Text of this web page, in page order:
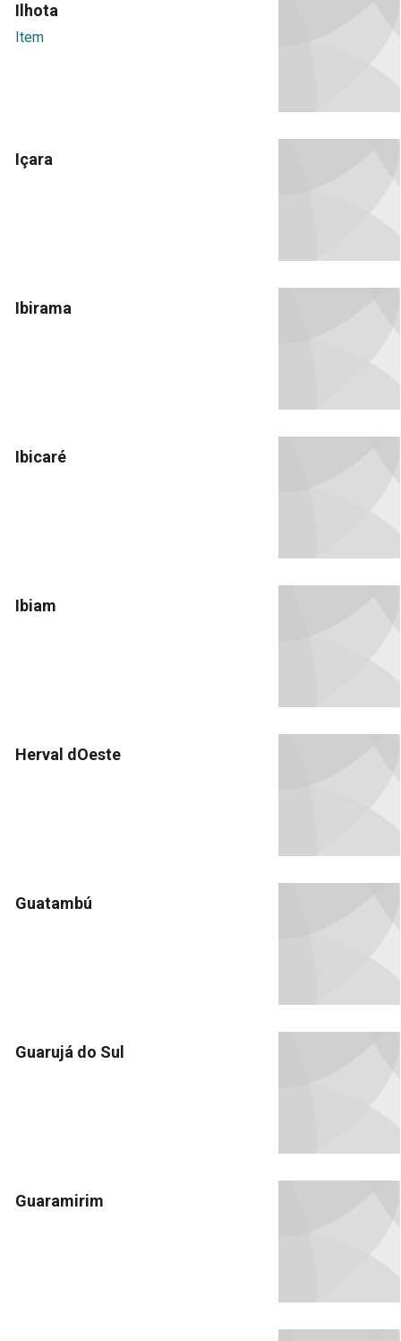
Ilhota
Item
Içara
Ibirama
Ibicaré
Ibiam
Herval dOeste
Guatambú
Guarujá do Sul
Guaramirim